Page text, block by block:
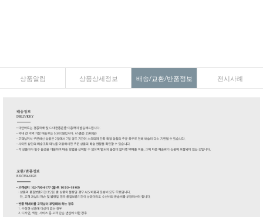
상품알림 상품상세정보 배송/교환/반품정보 전시사례